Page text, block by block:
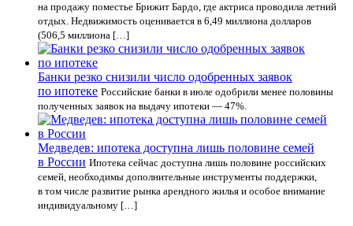
на продажу поместье Брижит Бардо, где актриса проводила летний
отдых. Недвижимость оценивается в 6,49 миллиона долларов
(506,5 миллиона […]
Банки резко снизили число одобренных заявок
по ипотеке Российские банки в июле одобрили менее половины
полученных заявок на выдачу ипотеки — 47%.
Медведев: ипотека доступна лишь половине семей
в России Ипотека сейчас доступна лишь половине российских
семей, необходимы дополнительные инструменты поддержки,
в том числе развитие рынка арендного жилья и особое внимание
индивидуальному […]